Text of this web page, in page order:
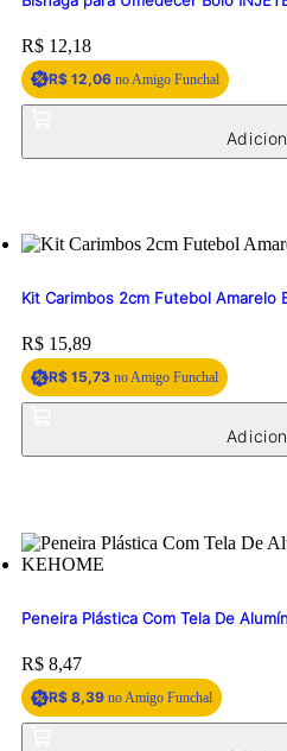
Price:
R$ 12,18
R$ 12,06 no Amigo Funchal
Kit Carimbos 2cm Futebol Amarelo
Price:
R$ 15,89
R$ 15,73 no Amigo Funchal
Peneira Plástica Com Tela De
Price:
R$ 8,47
R$ 8,39 no Amigo Funchal